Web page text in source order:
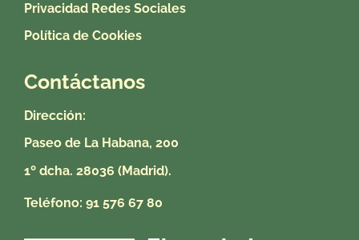
Privacidad Redes Sociales
Política de Cookies
Contáctanos
Dirección:
Paseo de La Habana, 200
1º dcha. 28036 (Madrid).
Teléfono: 91 576 67 80